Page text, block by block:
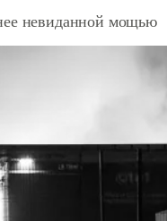
невиданной мощью